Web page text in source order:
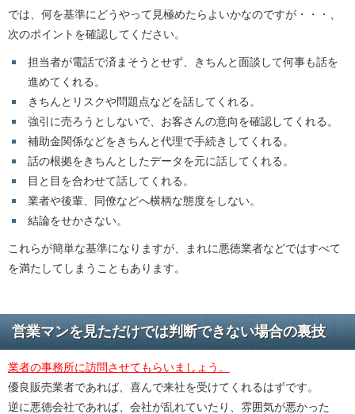
では、何を基準にどうやって見極めたらよいかなのですが・・・、
次のポイントを確認してください。
担当者が電話で済まそうとせず、きちんと面談して何事も話を
進めてくれる。
きちんとリスクや問題点などを話してくれる。
強引に売ろうとしないで、お客さんの意向を確認してくれる。
補助金関係などをきちんと代理で手続きしてくれる。
話の根拠をきちんとしたデータを元に話してくれる。
目と目を合わせて話してくれる。
業者や後輩、同僚などへ横柄な態度をしない。
結論をせかさない。
これらが簡単な基準になりますが、まれに悪徳業者などではすべて
を満たしてしまうこともあります。
営業マンを見ただけでは判断できない場合の裏技
業者の事務所に訪問させてもらいましょう。
優良販売業者であれば、喜んで来社を受けてくれるはずです。
逆に悪徳会社であれば、会社が乱れていたり、雰囲気が悪かった